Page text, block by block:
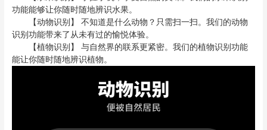
功能能够让你随时随地辨识水果。
【动物识别】 不知道是什么动物？只需扫一扫。我们的动物
识别功能带来了从未有过的愉悦体验。
【植物识别】 与自然界的联系更紧密。我们的植物识别功能
能让你随时随地辨识植物。